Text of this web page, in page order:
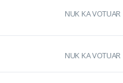
NUK KA VOTUAR
NUK KA VOTUAR